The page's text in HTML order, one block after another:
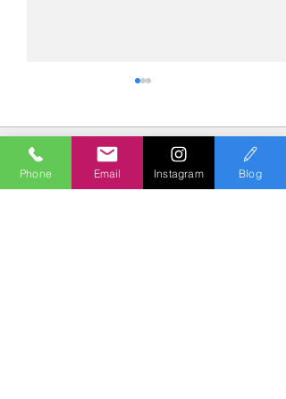
コメント
Phone Email Instagram Blog